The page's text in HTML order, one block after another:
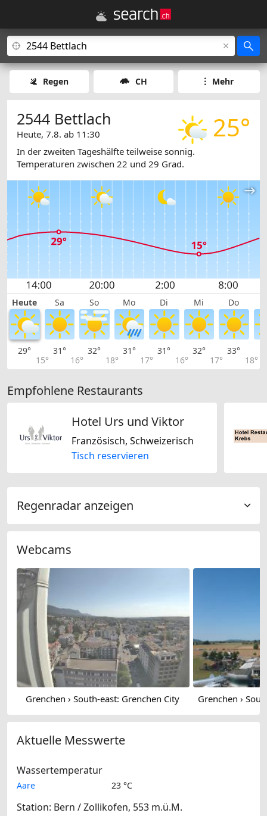
Regen CH Mehr
25°
2544 Bettlach
Heute, 7.8. ab 11:30
In der zweiten Tageshälfte teilweise sonnig.
Temperaturen zwischen 22 und 29 Grad.
Heute Sa So Mo Di Mi Do
29°
15°
31°
16°
32°
18°
31°
17°
31°
16°
32°
17°
33°
18°
Empfohlene Restaurants
Hotel Urs und Viktor
Französisch, Schweizerisch
Tisch reservieren
Regenradar anzeigen
Webcams
Grenchen › South-east: Grenchen City
Aktuelle Messwerte
Wassertemperatur
Aare 23 °C
Station: Bern / Zollikofen, 553 m.ü.M.